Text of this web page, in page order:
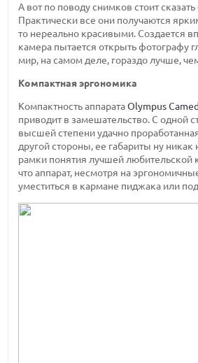
А вот по поводу снимков стоит сказать
Практически все они получаются
то нереально красивыми. Создается
камера пытается открыть фотографу
мир, на самом деле, гораздо лучше,
Компактная эргономика
Компактность аппаратаOlympus
приводит в замешательство. С одной
высшей степени удачно
другой стороны, ее габариты ну
рамки понятия лучшей любительской
что аппарат, несмотря на
уместиться в кармане пиджака или